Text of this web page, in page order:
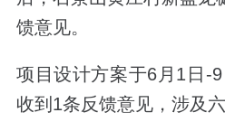
馈意见。
项目设计方案于6月1日-
收到1条反馈意见，涉及六